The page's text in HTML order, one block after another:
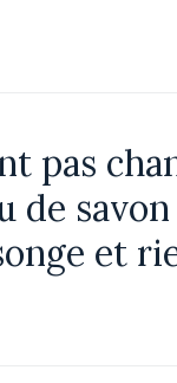
pas
de
et